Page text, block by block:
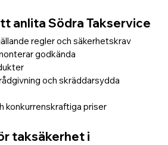
anlita Södra Takservice
regler och säkerhetskrav
och skräddarsydda
konkurrenskraftiga priser
taksäkerhet i